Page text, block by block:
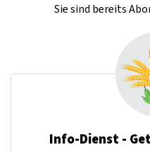
Sie sind bereits
Info-Dienst -